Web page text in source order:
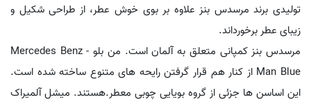
تولیدی برند مرسدس بنز علاوه بر بوی خوش عطر، از طراحی شکیل و
زیبای عطر برخورداند.
مرسدس بنز کمپانی متعلق به آلمان است. من بلو - Mercedes Benz
Man Blue از کنار هم قرار گرفتن رایحه های متنوع ساخته شده است.
این اساسن ها جزئی از گروه بویایی چوبی معطر.هستند. میشل آلمیراک